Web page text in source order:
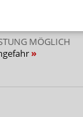
MÖGLICH